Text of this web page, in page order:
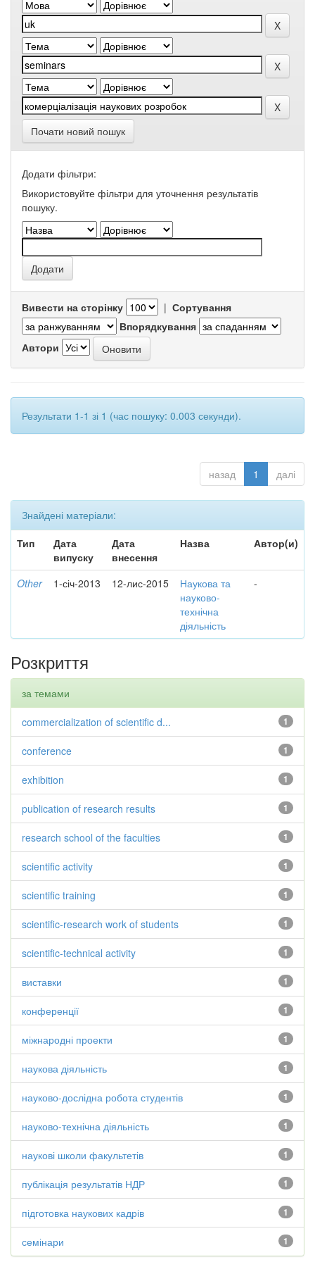
Почати новий пошук
Додати фільтри:
Використовуйте фільтри для уточнення результатів
пошуку.
Вивести на сторінку | Сортування
Впорядкування
Автори
Результати 1-1 зі 1 (час пошуку: 0.003 секунди).
назад 1 далі
Знайдені матеріали:
Тип
Дата
випуску
Дата
внесення
Назва Автор(и)
Other 1-січ-2013 12-лис-2015
Наукова та
науково-
технічна
діяльність
-
Розкриття
за темами
1
commercialization of scientific d...
1
conference
1
exhibition
1
publication of research results
1
research school of the faculties
1
scientific activity
1
scientific training
1
scientific-research work of students
1
scientific-technical activity
1
виставки
1
конференції
1
міжнародні проекти
1
наукова діяльність
1
науково-дослідна робота студентів
1
науково-технічна діяльність
1
наукові школи факультетів
1
публікація результатів НДР
1
підготовка наукових кадрів
1
семінари